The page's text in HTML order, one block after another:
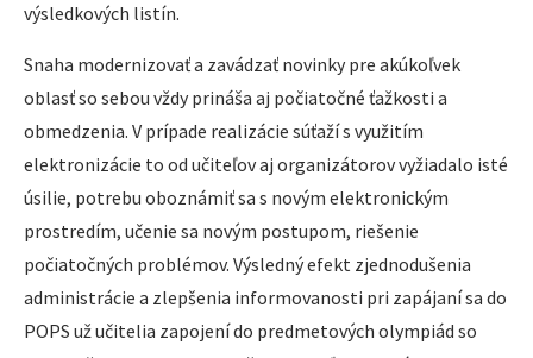
výsledkových listín.
Snaha modernizovať a zavádzať novinky pre akúkoľvek
oblasť so sebou vždy prináša aj počiatočné ťažkosti a
obmedzenia. V prípade realizácie súťaží s využitím
elektronizácie to od učiteľov aj organizátorov vyžiadalo isté
úsilie, potrebu oboznámiť sa s novým elektronickým
prostredím, učenie sa novým postupom, riešenie
počiatočných problémov. Výsledný efekt zjednodušenia
administrácie a zlepšenia informovanosti pri zapájaní sa do
POPS už učitelia zapojení do predmetových olympiád so